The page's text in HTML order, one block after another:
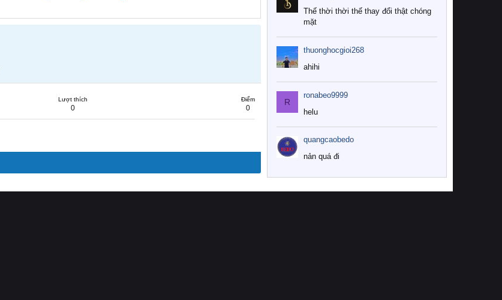
Lượt thích
0
Điểm
0
Thế thời thời thế thay đổi thật chóng
mặt
thuonghocgioi268
ahihi
R
ronabeo9999
helu
quangcaobedo
nản quá đi